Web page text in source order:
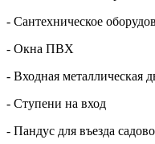
- Сантехническое
- Окна ПВХ
- Входная металлическая
- Ступени на вход
- Пандус для въезда